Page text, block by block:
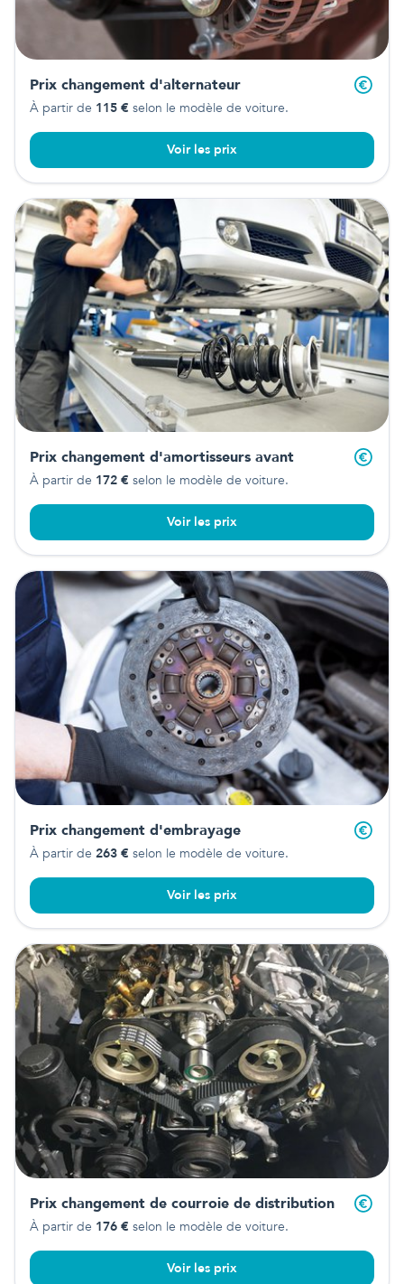
Prix changement d'alternateur
À partir de 115 € selon le modèle de voiture.
Voir les prix
Prix changement d'amortisseurs avant
À partir de 172 € selon le modèle de voiture.
Voir les prix
Prix changement d'embrayage
À partir de 263 € selon le modèle de voiture.
Voir les prix
Prix changement de courroie de distribution
À partir de 176 € selon le modèle de voiture.
Voir les prix